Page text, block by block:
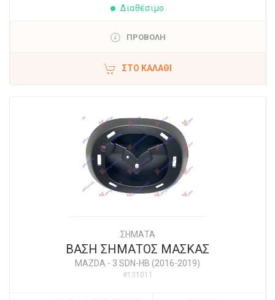
Διαθέσιμο
ΠΡΟΒΟΛΗ
ΣΤΟ ΚΑΛΆΘΙ
ΣΗΜΑΤΑ
ΒΑΣΗ ΣΗΜΑΤΟΣ ΜΑΣΚΑΣ
MAZDA - 3 SDN-HB (2016-2019)
#131011